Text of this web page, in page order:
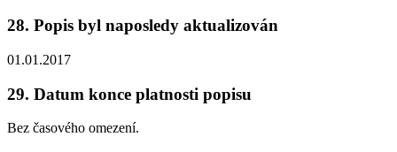
28. Popis byl naposledy aktualizován
01.01.2017
29. Datum konce platnosti popisu
Bez časového omezení.